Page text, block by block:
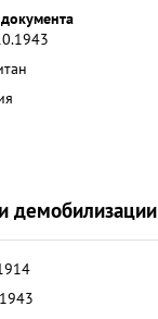
демобилизации